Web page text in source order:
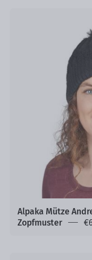
Alpaka Mütze
Zopfmuster